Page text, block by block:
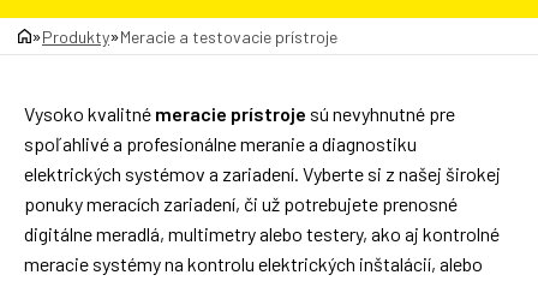
»Produkty»Meracie a testovacie prístroje
Vysoko kvalitné meracie prístroje sú nevyhnutné pre
spoľahlivé a profesionálne meranie a diagnostiku
elektrických systémov a zariadení. Vyberte si z našej širokej
ponuky meracích zariadení, či už potrebujete prenosné
digitálne meradlá, multimetry alebo testery, ako aj kontrolné
meracie systémy na kontrolu elektrických inštalácií, alebo